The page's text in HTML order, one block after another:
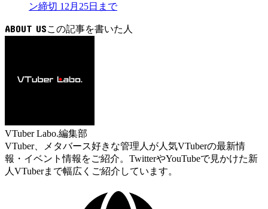
ン締切 12月25日まで
ABOUT US
VTuber Labo.編集部
VTuber、メタバース好きな管理人が人気VTuberの最新情
報・イベント情報をご紹介。TwitterやYouTubeで見かけた新
人VTuberまで幅広くご紹介しています。